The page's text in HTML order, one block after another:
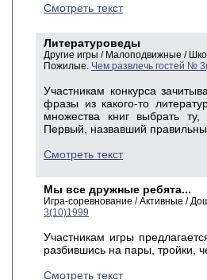
Смотреть текст
Литературоведы
Другие игры / Малоподвижные /
Пожилые. Чем развлечь гостей №
Участникам конкурса
фразы из какого-то
множества книг выбрать
Первый, назвавший
Смотреть текст
Мы все дружные ребята...
Игра-соревнование / Активные /
3(10)1999
Участникам игры
разбившись на пары, тройки,
Смотреть текст